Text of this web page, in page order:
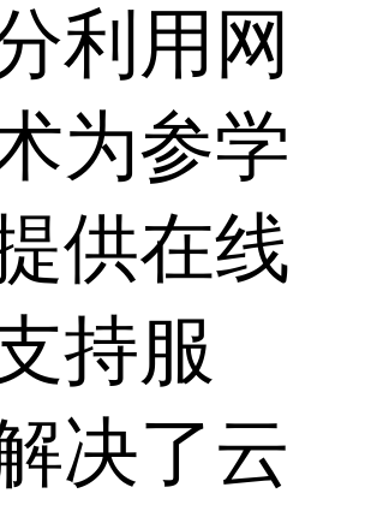
利用网
为参学
供在线
持服
决了云